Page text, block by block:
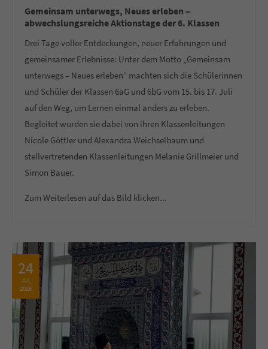
Gemeinsam unterwegs, Neues erleben –
abwechslungsreiche Aktionstage der 6. Klassen
Drei Tage voller Entdeckungen, neuer Erfahrungen und
gemeinsamer Erlebnisse: Unter dem Motto „Gemeinsam
unterwegs – Neues erleben“ machten sich die Schülerinnen
und Schüler der Klassen 6aG und 6bG vom 15. bis 17. Juli
auf den Weg, um Lernen einmal anders zu erleben.
Begleitet wurden sie dabei von ihren Klassenleitungen
Nicole Göttler und Alexandra Weichselbaum und
stellvertretenden Klassenleitungen Melanie Grillmeier und
Simon Bauer.
Zum Weiterlesen auf das Bild klicken...
24
JUL
2026